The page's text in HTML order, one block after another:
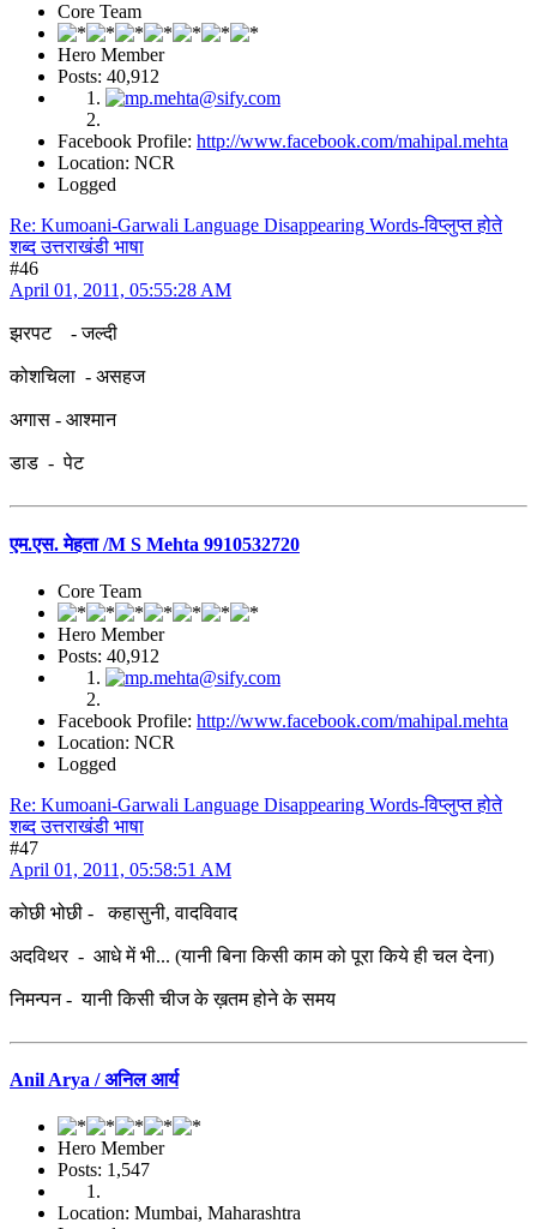
Core Team
Hero Member
Posts: 40,912
Facebook Profile: http://www.facebook.com/mahipal.mehta
Location: NCR
Logged
Re: Kumoani-Garwali Language Disappearing Words-विप्लुप्त होते
शब्द उत्तराखंडी भाषा
#46
April 01, 2011, 05:55:28 AM
झरपट - जल्दी
कोशचिला - असहज
अगास - आश्मान
डाड - पेट
एम.एस. मेहता /M S Mehta 9910532720
Core Team
Hero Member
Posts: 40,912
Facebook Profile: http://www.facebook.com/mahipal.mehta
Location: NCR
Logged
Re: Kumoani-Garwali Language Disappearing Words-विप्लुप्त होते
शब्द उत्तराखंडी भाषा
#47
April 01, 2011, 05:58:51 AM
कोछी भोछी - कहासुनी, वादविवाद
अदविथर - आधे में भी... (यानी बिना किसी काम को पूरा किये ही चल देना)
निमन्पन - यानी किसी चीज के ख़तम होने के समय
Anil Arya / अनिल आर्य
Hero Member
Posts: 1,547
Location: Mumbai, Maharashtra